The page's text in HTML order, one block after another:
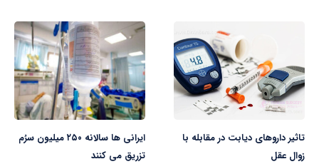
تاثیر داروهای دیابت در مقابله با
زوال عقل
ایرانی ها سالانه ۲۵۰ میلیون سرُم
تزریق می کنند